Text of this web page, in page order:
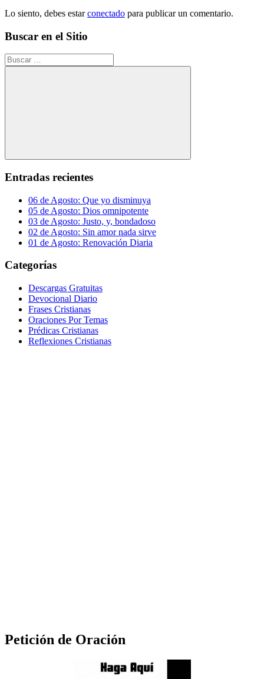
Lo siento, debes estarconectado para publicar un comentario.
Buscar en el Sitio
Buscar:
Buscar
Entradas recientes
06 de Agosto: Que yo disminuya
05 de Agosto: Dios omnipotente
03 de Agosto: Justo, y, bondadoso
02 de Agosto: Sin amor nada sirve
01 de Agosto: Renovación Diaria
Categorías
Descargas Gratuitas
Devocional Diario
Frases Cristianas
Oraciones Por Temas
Prédicas Cristianas
Reflexiones Cristianas
Petición de Oración